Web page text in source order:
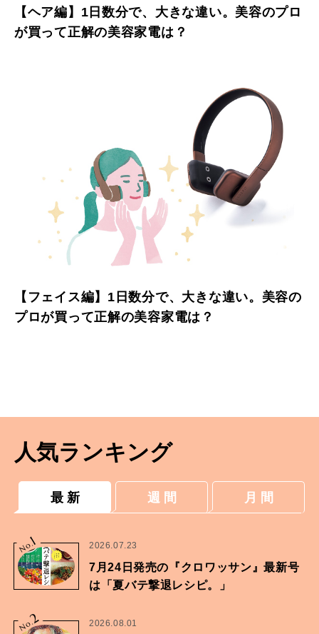
【ヘア編】1日数分で、大きな違い。美容のプロ
が買って正解の美容家電は？
【フェイス編】1日数分で、大きな違い。美容の
プロが買って正解の美容家電は？
人気ランキング
最 新 週 間 月 間
No.
1 2026.07.23
7月24日発売の『クロワッサン』最新号
は「夏バテ撃退レシピ。」
No.2 2026.08.01